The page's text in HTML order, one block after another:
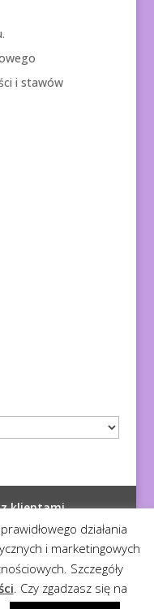
i stawów
z klientami
zabronione
działania
i marketingowych
Szczegóły
. Czy zgadzasz się na